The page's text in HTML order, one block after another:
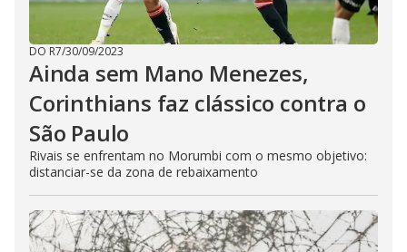
DO R7/30/09/2023
Ainda sem Mano Menezes,
Corinthians faz clássico contra o
São Paulo
Rivais se enfrentam no Morumbi com o mesmo objetivo:
distanciar-se da zona de rebaixamento